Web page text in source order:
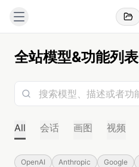
全站模型&功能列表
All 会话 画图 视频
OpenAI Anthropic Google